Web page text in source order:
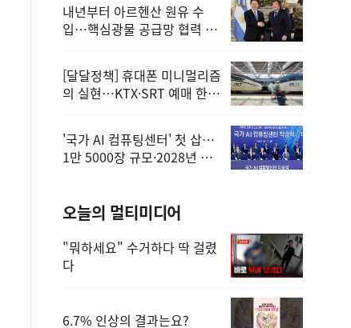
내년부터 아르헨산 원유 수
입…핵심광물 공급망 협력 체
[달달정책] 휴대폰 미니멀리즘
의 실현…KTX·SRT 예매 한
'국가 AI 컴퓨팅센터' 첫 삽…
1만 5000장 규모·2028년 완
오늘의 멀티미디어
"뭐하세요" 수거하다 딱 걸렸
다
6.7% 인상의 결과는요?